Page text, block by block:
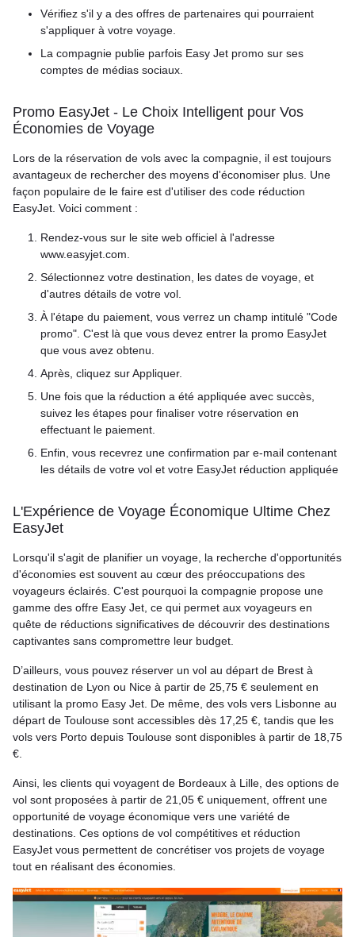
Vérifiez s'il y a des offres de partenaires qui pourraient
s'appliquer à votre voyage.
La compagnie publie parfois Easy Jet promo sur ses
comptes de médias sociaux.
Promo EasyJet - Le Choix Intelligent pour Vos
Économies de Voyage
Lors de la réservation de vols avec la compagnie, il est toujours
avantageux de rechercher des moyens d'économiser plus. Une
façon populaire de le faire est d'utiliser des code réduction
EasyJet. Voici comment :
Rendez-vous sur le site web officiel à l'adresse
www.easyjet.com.
Sélectionnez votre destination, les dates de voyage, et
d'autres détails de votre vol.
À l'étape du paiement, vous verrez un champ intitulé "Code
promo". C'est là que vous devez entrer la promo EasyJet
que vous avez obtenu.
Après, cliquez sur Appliquer.
Une fois que la réduction a été appliquée avec succès,
suivez les étapes pour finaliser votre réservation en
effectuant le paiement.
Enfin, vous recevrez une confirmation par e-mail contenant
les détails de votre vol et votre EasyJet réduction appliquée
L'Expérience de Voyage Économique Ultime Chez
EasyJet
Lorsqu'il s'agit de planifier un voyage, la recherche d'opportunités
d'économies est souvent au cœur des préoccupations des
voyageurs éclairés. C'est pourquoi la compagnie propose une
gamme des offre Easy Jet, ce qui permet aux voyageurs en
quête de réductions significatives de découvrir des destinations
captivantes sans compromettre leur budget.
D’ailleurs, vous pouvez réserver un vol au départ de Brest à
destination de Lyon ou Nice à partir de 25,75 € seulement en
utilisant la promo Easy Jet. De même, des vols vers Lisbonne au
départ de Toulouse sont accessibles dès 17,25 €, tandis que les
vols vers Porto depuis Toulouse sont disponibles à partir de 18,75
€.
Ainsi, les clients qui voyagent de Bordeaux à Lille, des options de
vol sont proposées à partir de 21,05 € uniquement, offrent une
opportunité de voyage économique vers une variété de
destinations. Ces options de vol compétitives et réduction
EasyJet vous permettent de concrétiser vos projets de voyage
tout en réalisant des économies.